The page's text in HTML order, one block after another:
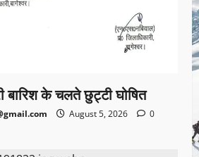
बारिश के चलते छुट्टी घोषित
August 5, 2026
0